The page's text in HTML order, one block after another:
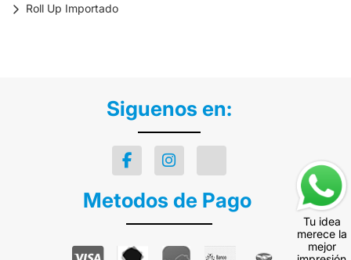
Roll Up Importado
Siguenos en:
Metodos de Pago
Tu idea
merece la
mejor